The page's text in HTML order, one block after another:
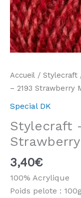
Accueil / Stylecraft
– 2193 Strawberry
Special DK
Stylecraft
3,40€
100% Acrylique
Poids pelote :